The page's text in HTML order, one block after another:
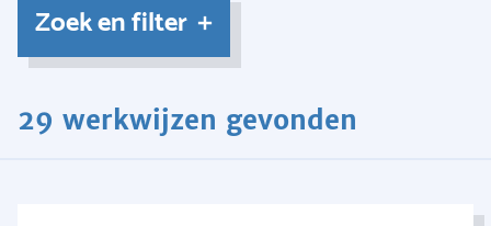
Zoek en filter
29 werkwijzen gevonden